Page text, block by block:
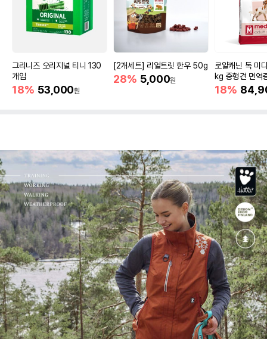
그리니즈 오리지널 티니 130
개입
18% 53,000원
[2개세트] 리얼트릿 한우 50g
28% 5,000원
로얄캐닌 독 미
kg 중형견 면역
18%